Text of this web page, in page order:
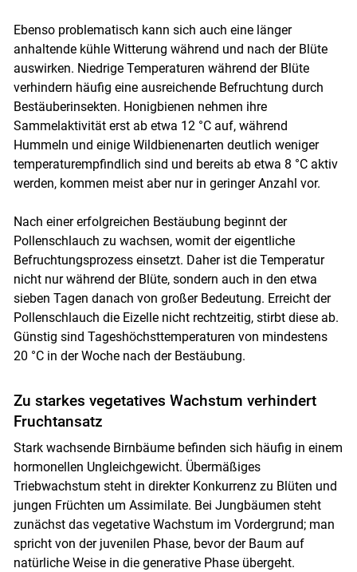
Ebenso problematisch kann sich auch eine länger
anhaltende kühle Witterung während und nach der Blüte
auswirken. Niedrige Temperaturen während der Blüte
verhindern häufig eine ausreichende Befruchtung durch
Bestäuberinsekten. Honigbienen nehmen ihre
Sammelaktivität erst ab etwa 12 °C auf, während
Hummeln und einige Wildbienenarten deutlich weniger
temperaturempfindlich sind und bereits ab etwa 8 °C aktiv
werden, kommen meist aber nur in geringer Anzahl vor.
Nach einer erfolgreichen Bestäubung beginnt der
Pollenschlauch zu wachsen, womit der eigentliche
Befruchtungsprozess einsetzt. Daher ist die Temperatur
nicht nur während der Blüte, sondern auch in den etwa
sieben Tagen danach von großer Bedeutung. Erreicht der
Pollenschlauch die Eizelle nicht rechtzeitig, stirbt diese ab.
Günstig sind Tageshöchsttemperaturen von mindestens
20 °C in der Woche nach der Bestäubung.
Zu starkes vegetatives Wachstum verhindert
Fruchtansatz
Stark wachsende Birnbäume befinden sich häufig in einem
hormonellen Ungleichgewicht. Übermäßiges
Triebwachstum steht in direkter Konkurrenz zu Blüten und
jungen Früchten um Assimilate. Bei Jungbäumen steht
zunächst das vegetative Wachstum im Vordergrund; man
spricht von der juvenilen Phase, bevor der Baum auf
natürliche Weise in die generative Phase übergeht.